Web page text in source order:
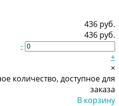
436 руб.
436 руб.
-
+
×
количество, доступное для
заказа
В корзину